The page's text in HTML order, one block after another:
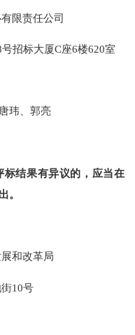
限责任公司
号招标大厦C座6楼620室
玮、郭亮
结果有异议的，应当在
。
和改革局
10号